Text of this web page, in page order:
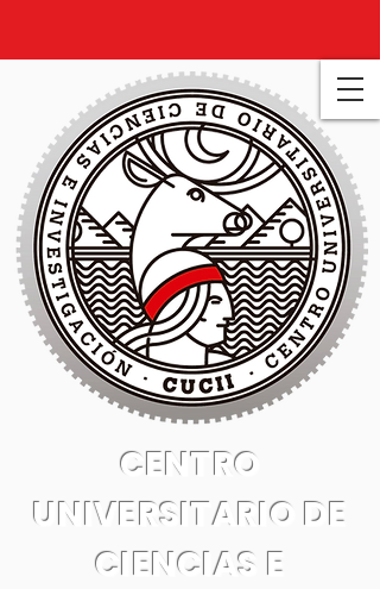
CENTRO
UNIVERSITARIO DE
CIENCIAS E